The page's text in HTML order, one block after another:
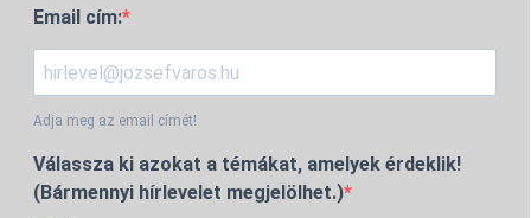
Email cím:
Adja meg az email címét!
Válassza ki azokat a témákat, amelyek érdeklik!
(Bármennyi hírlevelet megjelölhet.)